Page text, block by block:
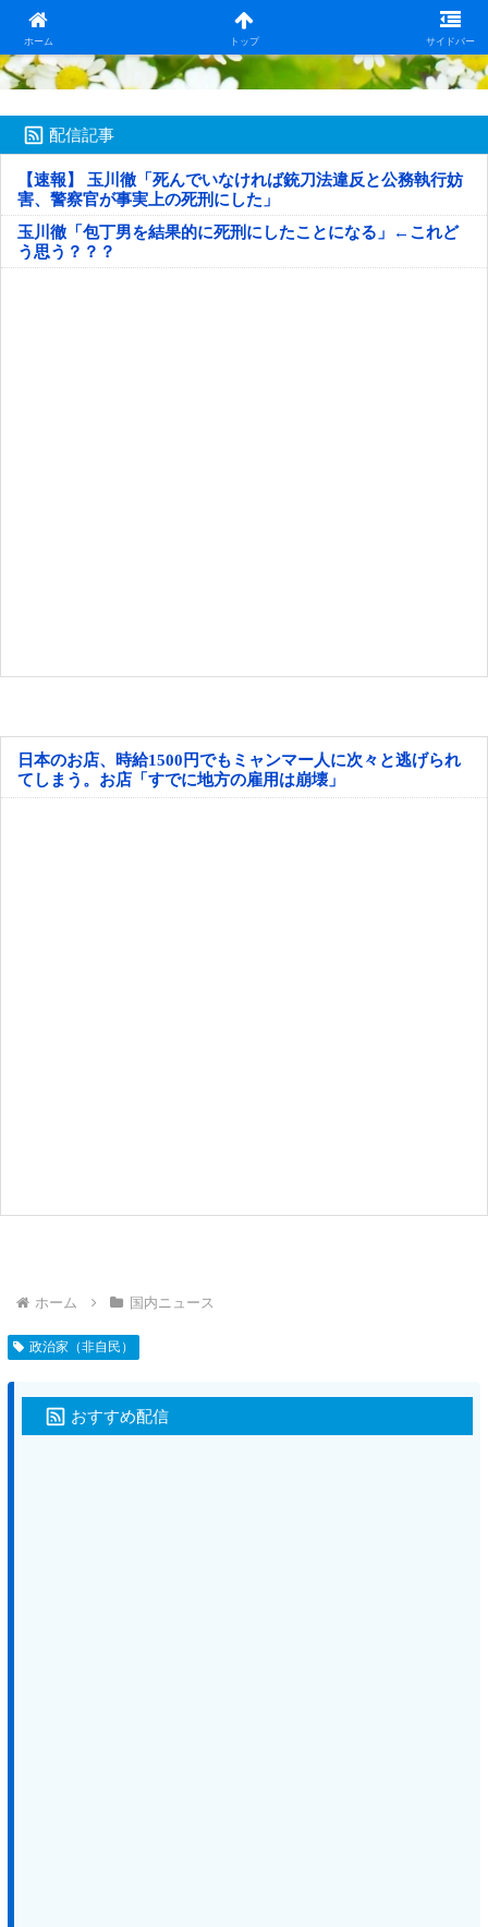
ホーム トップ サイドバー
日本第一！ニュース録
配信記事
【速報】 玉川徹「死んでいなければ銃刀法違反と公務執行妨
害、警察官が事実上の死刑にした」
玉川徹「包丁男を結果的に死刑にしたことになる」←これど
う思う？？？
日本のお店、時給1500円でもミャンマー人に次々と逃げられ
てしまう。お店「すでに地方の雇用は崩壊」
ホーム 国内ニュース
政治家（非自民）
おすすめ配信